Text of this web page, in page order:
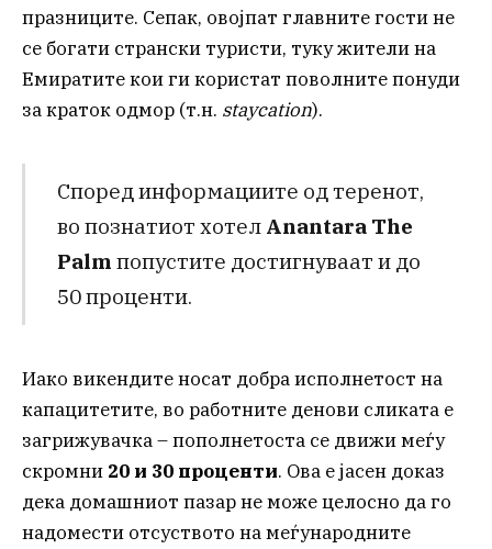
празниците. Сепак, овојпат главните гости не
се богати странски туристи, туку жители на
Емиратите кои ги користат поволните понуди
за краток одмор (т.н. staycation).
Според информациите од теренот,
во познатиот хотел Anantara The
Palm попустите достигнуваат и до
50 проценти.
Иако викендите носат добра исполнетост на
капацитетите, во работните денови сликата е
загрижувачка – пополнетоста се движи меѓу
скромни 20 и 30 проценти. Ова е јасен доказ
дека домашниот пазар не може целосно да го
надомести отсуството на меѓународните